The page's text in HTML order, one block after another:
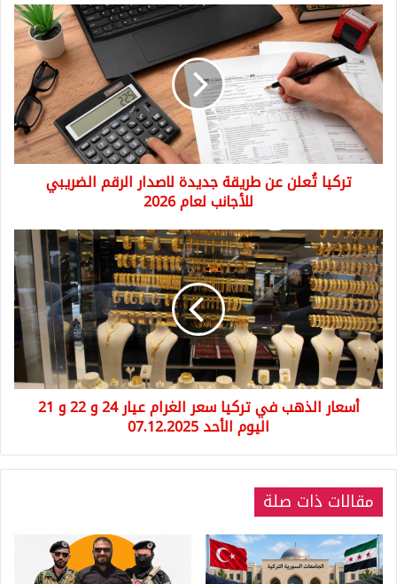
تركيا
تُعلن
عن
طريقة
جديدة
لاصدار
الرقم
الضريبي
للأجانب
تركيا تُعلن عن طريقة جديدة لاصدار الرقم الضريبي
للأجانب لعام 2026
أسعار
الذهب
في
تركيا
سعر
الغرام
عيار
24
و
اليوم
07.12.2025
أسعار الذهب في تركيا سعر الغرام عيار 24 و 22 و 21
اليوم الأحد 07.12.2025
مقالات ذات صلة